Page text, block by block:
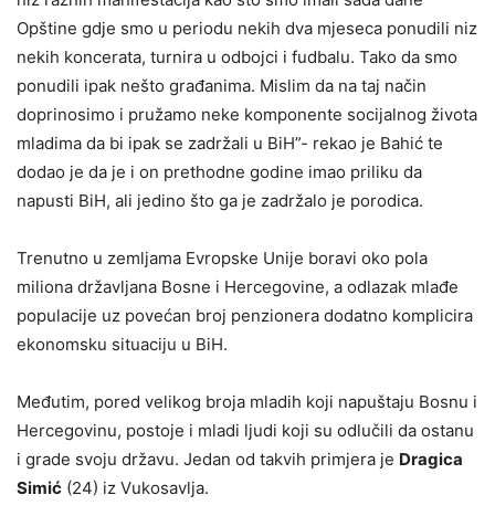
Opštine gdje smo u periodu nekih dva mjeseca ponudili niz
nekih koncerata, turnira u odbojci i fudbalu. Tako da smo
ponudili ipak nešto građanima. Mislim da na taj način
doprinosimo i pružamo neke komponente socijalnog života
mladima da bi ipak se zadržali u BiH”- rekao je Bahić te
dodao je da je i on prethodne godine imao priliku da
napusti BiH, ali jedino što ga je zadržalo je porodica.
Trenutno u zemljama Evropske Unije boravi oko pola
miliona državljana Bosne i Hercegovine, a odlazak mlađe
populacije uz povećan broj penzionera dodatno komplicira
ekonomsku situaciju u BiH.
Međutim, pored velikog broja mladih koji napuštaju Bosnu i
Hercegovinu, postoje i mladi ljudi koji su odlučili da ostanu
i grade svoju državu. Jedan od takvih primjera je Dragica
Simić (24) iz Vukosavlja.